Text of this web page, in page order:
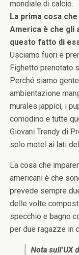
mondiale di calcio.
La prima cosa
America è che gli
questo fatto di
Usciamo fuori e
Fighetto prenotato
Perché siamo
ambientazione
murales jappici, i
comodino e tutte
Giovani Trendy di
solo motel ai lati
La cosa che
americani è che
prevede sempre
delle volte
specchio e bagno
per due ragazze in
Nota sull’UX